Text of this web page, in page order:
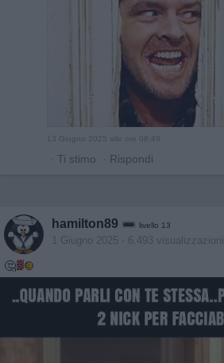
13 Giugno 2025 alle ore 08:49
· Ti stimo · Rispondi
hamilton89 livello 13
1 Giugno 2025 - 6.493 visualizzazioni
🤔